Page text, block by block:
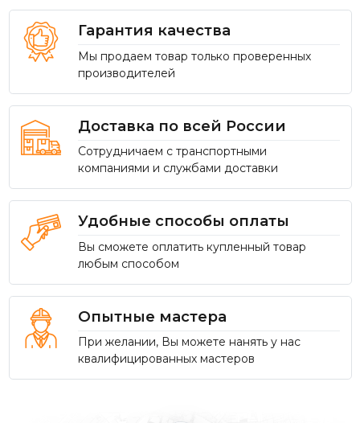
Гарантия качества
Мы продаем товар только проверенных
производителей
Доставка по всей России
Сотрудничаем с транспортными
компаниями и службами доставки
Удобные способы оплаты
Вы сможете оплатить купленный товар
любым способом
Опытные мастера
При желании, Вы можете нанять у нас
квалифицированных мастеров